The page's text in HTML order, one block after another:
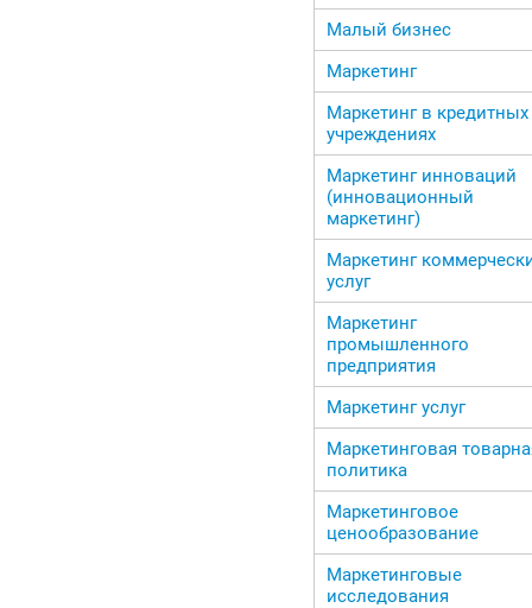
Малый бизнес
Маркетинг
Маркетинг в кредитных
учреждениях
Маркетинг инноваций
(инновационный
маркетинг)
Маркетинг
услуг
Маркетинг
промышленного
предприятия
Маркетинг услуг
Маркетинговая
политика
Маркетинговое
ценообразование
Маркетинговые
исследования